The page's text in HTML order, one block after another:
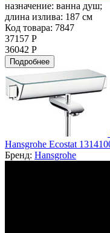
назначение: ванна душ;
длина излива: 187 см
Код товара: 7847
37157 Р
36042 Р
Подробнее
Hansgrohe Ecostat
Бренд: Hansgrohe